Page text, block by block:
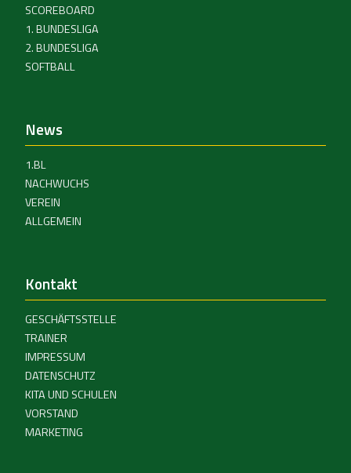
SCOREBOARD
1. BUNDESLIGA
2. BUNDESLIGA
SOFTBALL
News
1.BL
NACHWUCHS
VEREIN
ALLGEMEIN
Kontakt
GESCHÄFTSSTELLE
TRAINER
IMPRESSUM
DATENSCHUTZ
KITA UND SCHULEN
VORSTAND
MARKETING